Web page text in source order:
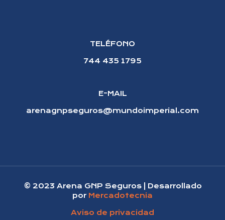
TELÉFONO
744 435 1795
E-MAIL
arenagnpseguros@mundoimperial.com
© 2023 Arena GNP Seguros | Desarrollado
por Mercadotecnia
Aviso de privacidad